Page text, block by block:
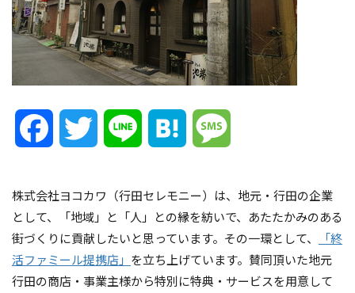
FacebookTwitter Line Hatena
株式会社ヨコカワ（行田セレモニー）は、地元・行田の企業
として、「地域」と「人」との縁を紡いで、あたたかみのある
街づくりに貢献したいと思っています。その一環として、
「終
活ファミール提携店」 を立ち上げています。賛同頂いた地元
行田の商店・事業主様から特別に特典・サービスを用意して